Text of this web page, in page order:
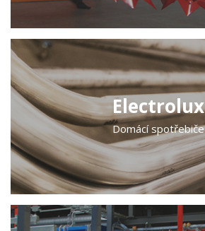
Electrolux
Domácí spotřebiče